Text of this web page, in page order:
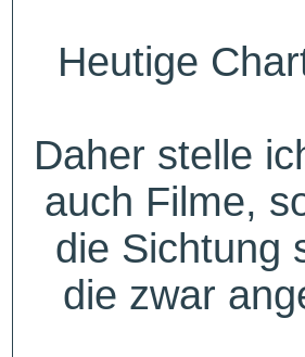
Heutige
Daher stelle
auch Filme,
die Sichtung
die zwar